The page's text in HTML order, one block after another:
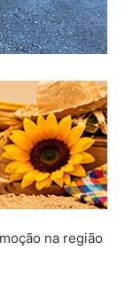
na região